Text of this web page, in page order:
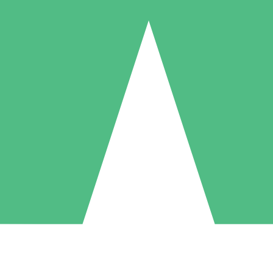
Individuele Creditpakketten
per gebruik met downloadtegoeden. Geen maandelijkse verplichting
5 Downloaden
US$